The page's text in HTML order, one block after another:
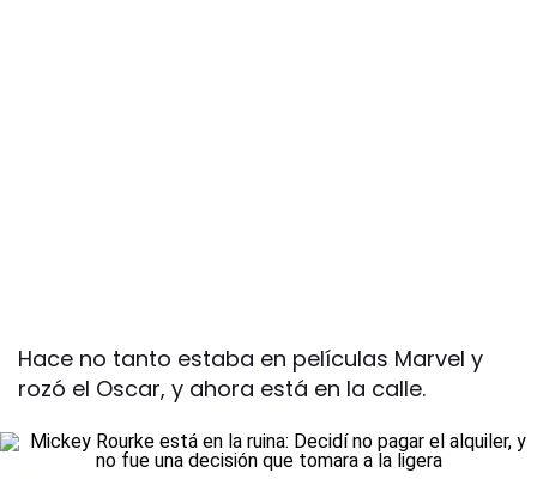
Hace no tanto estaba en películas Marvel y
rozó el Oscar, y ahora está en la calle.